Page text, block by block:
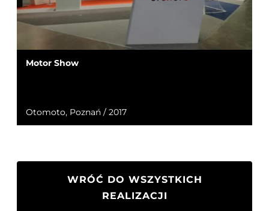
Motor Show
Otomoto, Poznań / 2017
WRÓĆ DO WSZYSTKICH
REALIZACJI